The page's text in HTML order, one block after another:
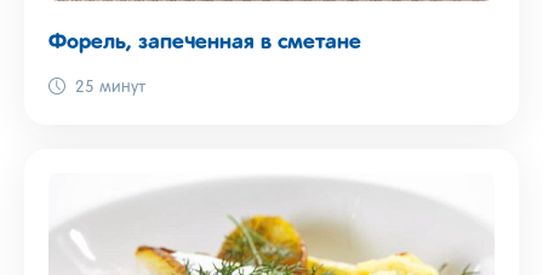
Форель, запеченная в сметане
25 минут